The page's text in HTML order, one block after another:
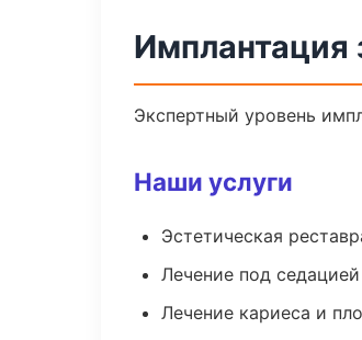
Имплантация
Экспертный уровень
Наши услуги
Эстетическая
Лечение под седацией
Лечение кариеса и